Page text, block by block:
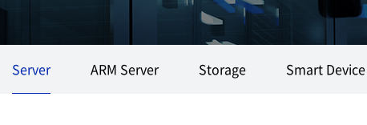
Server ARM Server Storage Smart Device